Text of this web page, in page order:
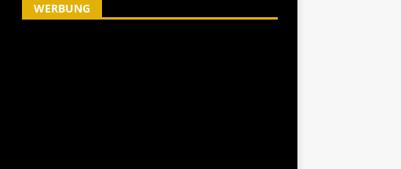
WERBUNG